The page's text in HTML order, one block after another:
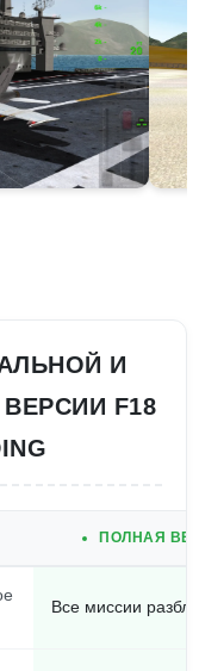
И
F18
ПОЛНАЯ
Все миссии